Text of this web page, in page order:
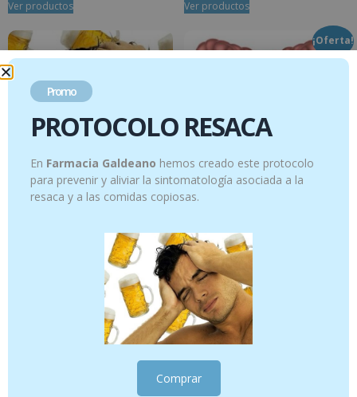
Ver productos Ver productos
¡Oferta!
72.20€
Select options
Promo
PROTOCOLO RESACA
En Farmacia Galdeano hemos creado este protocolo
para prevenir y aliviar la sintomatología asociada a la
resaca y a las comidas copiosas.
Comprar